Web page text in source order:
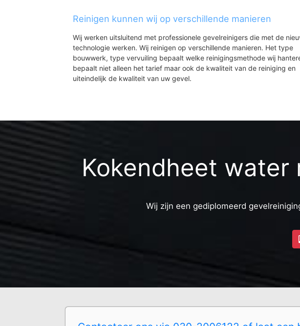
Reinigen kunnen wij op verschillende manieren
Wij werken uitsluitend met professionele gevelreinigers die met de
technologie werken. Wij reinigen op verschillende manieren. Het type
bouwwerk, type vervuiling bepaalt welke reinigingsmethode wij
bepaalt niet alleen het tarief maar ook de kwaliteit van de reiniging en
uiteindelijk de kwaliteit van uw gevel.
Kokendheet
Wij zijn een gediplomeerd